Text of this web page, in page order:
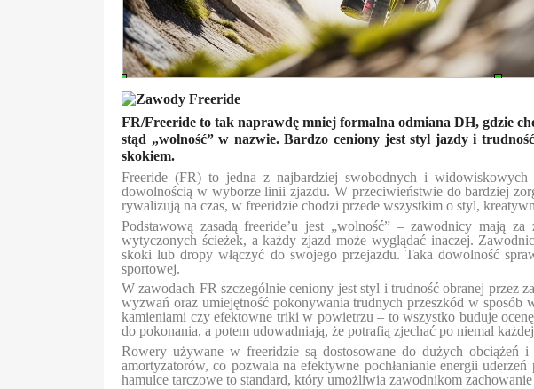
FR/Freeride to tak naprawdę mniej formalna odmiana DH, gdzie
stąd „wolność” w nazwie. Bardzo ceniony jest styl jazdy i
skokiem.
Freeride (FR) to jedna z najbardziej swobodnych i widowiskowych
dowolnością w wyborze linii zjazdu. W przeciwieństwie do bardziej
rywalizują na czas, w freeridzie chodzi przede wszystkim o styl,
Podstawową zasadą freeride’u jest „wolność” – zawodnicy mają
wytyczonych ścieżek, a każdy zjazd może wyglądać inaczej.
skoki lub dropy włączyć do swojego przejazdu. Taka dowolność
sportowej.
W zawodach FR szczególnie ceniony jest styl i trudność obranej przez
wyzwań oraz umiejętność pokonywania trudnych przeszkód w
kamieniami czy efektowne triki w powietrzu – to wszystko buduje
do pokonania, a potem udowadniają, że potrafią zjechać po niemal
Rowery używane w freeridzie są dostosowane do dużych obciążeń
amortyzatorów, co pozwala na efektywne pochłanianie energii
hamulce tarczowe to standard, który umożliwia zawodnikom